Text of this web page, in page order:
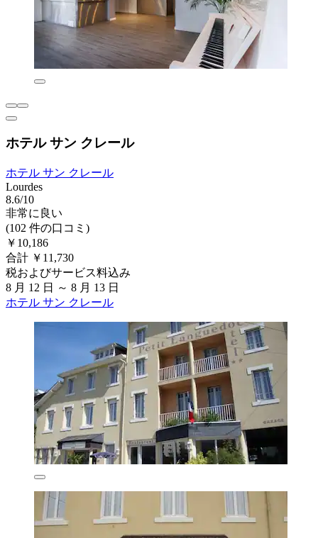
ホテル サン クレール
ホテル サン クレール
Lourdes
8.6/10
非常に良い
(102 件の口コミ)
￥10,186
合計 ￥11,730
税およびサービス料込み
8 月 12 日 ～ 8 月 13 日
ホテル サン クレール